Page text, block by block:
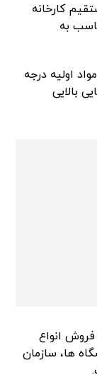
کارخانه
به
اولیه درجه
بالایی
انواع
ها، سازمان